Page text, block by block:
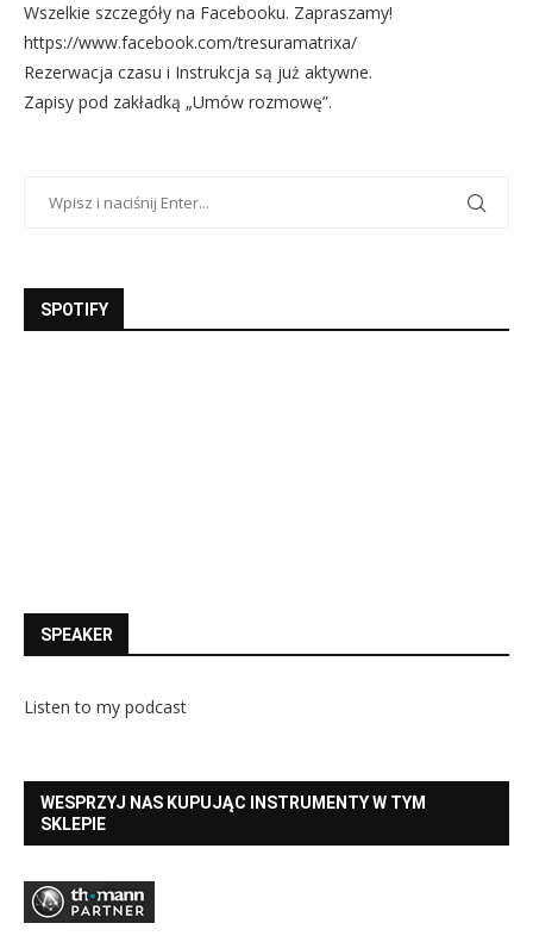
Wszelkie szczegóły na Facebooku. Zapraszamy!
https://www.facebook.com/tresuramatrixa/
Rezerwacja czasu i Instrukcja są już aktywne.
Zapisy pod zakładką „Umów rozmowę”.
SPOTIFY
SPEAKER
Listen to my podcast
WESPRZYJ NAS KUPUJĄC INSTRUMENTY W TYM
SKLEPIE